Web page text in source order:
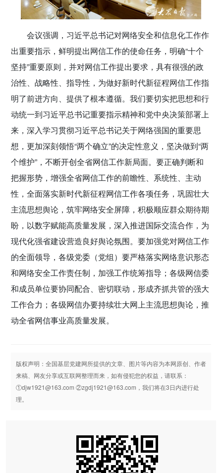
会议强调，习近平总书记对网络安全和信息化工作作
出重要指示，鲜明提出网信工作的使命任务，明确“十个
坚持”重要原则，并对网信工作提出要求，具有很强的政
治性、战略性、指导性，为做好新时代新征程网信工作指
明了前进方向、提供了根本遵循。我们要切实把思想和行
动统一到习近平总书记重要指示精神和党中央决策部署上
来，深入学习贯彻习近平总书记关于网络强国的重要思
想，更加深刻领悟“两个确立”的决定性意义，坚决做到“两
个维护”，不断开创全省网信工作新局面。要正确判断和
把握形势，增强全省网信工作的前瞻性、系统性、主动
性，全面落实新时代新征程网信工作各项任务，巩固壮大
主流思想舆论，筑牢网络安全屏障，积极顺应群众期待期
盼，以数字赋能高质量发展，深入推进国际交流合作，为
现代化强省建设营造良好舆论氛围。要加强党对网信工作
的全面领导，各级党委（党组）要严格落实网络意识形态
和网络安全工作责任制，加强工作统筹指导；各级网信委
和成员单位要协同配合、密切联动，形成齐抓共管的强大
工作合力；各级网信办要持续壮大网上主流思想舆论，推
动全省网信事业高质量发展。
版权声明：全国基层党建网所提供的文章、图片等内容为本网原创、作者
来稿、网友分享或互联网整理而来，如有侵犯您的权益，请联系：
①djw1921@163.com ②zgdj1921@163.com，我们将在3日内进行处
理。